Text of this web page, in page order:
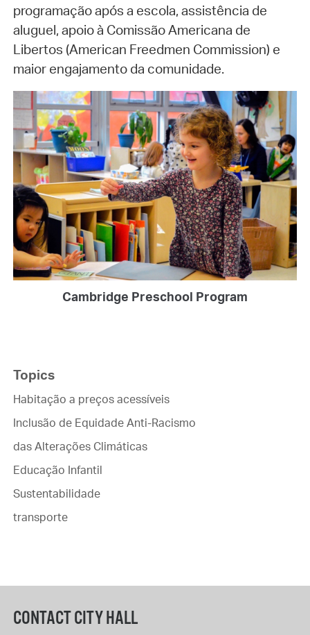
programação após a escola, assistência de
aluguel, apoio à Comissão Americana de
Libertos (American Freedmen Commission) e
maior engajamento da comunidade.
Cambridge Preschool Program
Topics
Habitação a preços acessíveis
Inclusão de Equidade Anti-Racismo
das Alterações Climáticas
Educação Infantil
Sustentabilidade
transporte
CONTACT CITY HALL